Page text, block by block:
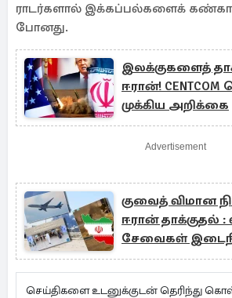
ராடர்களால் இக்கப்பல்களைக்
போனது.
இலக்குகளைத்
ஈரான்! CENTCOM
முக்கிய அறிக்கை
Advertisement
குவைத் விமான
ஈரான் தாக்குதல் :
சேவைகள்
செய்திகளை உடனுக்குடன் தெரிந்து